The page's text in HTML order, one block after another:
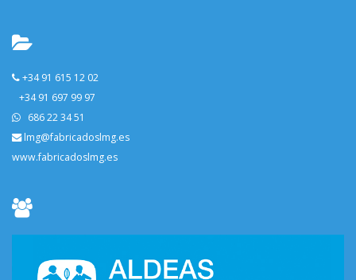
+34 91 615 12 02
+34 91 697 99 97
686 22 34 51
lmg@fabricadoslmg.es
www.fabricadoslmg.es